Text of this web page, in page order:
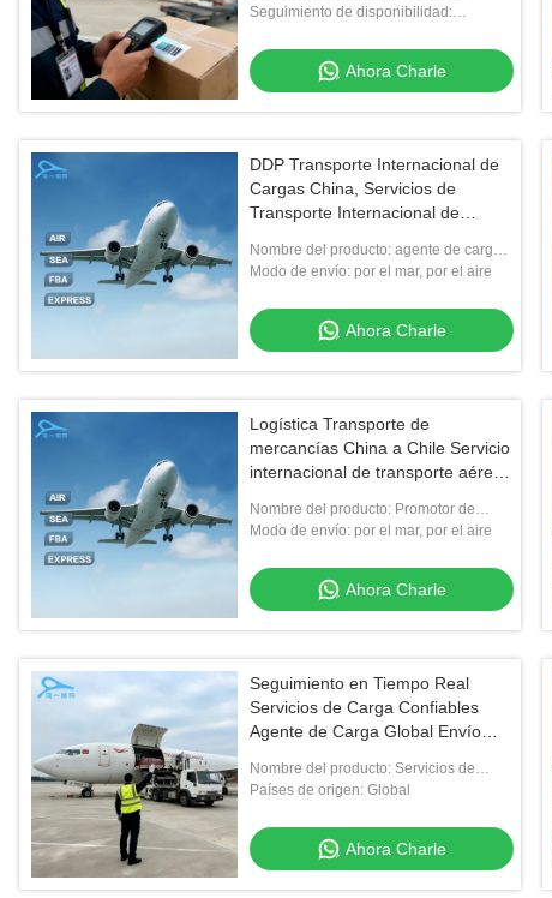
Seguimiento de disponibilidad:
Ahora Charle
DDP Transporte Internacional de
Cargas China, Servicios de
Transporte Internacional de
Nombre del producto: agente de carga
internacional China
Modo de envío: por el mar, por el aire
Ahora Charle
Logística Transporte de
mercancías China a Chile Servicio
internacional de transporte aéreo
Nombre del producto: Promotor de
carga internacional China a Chile
Modo de envío: por el mar, por el aire
Ahora Charle
Seguimiento en Tiempo Real
Servicios de Carga Confiables
Agente de Carga Global Envío
Nombre del producto: Servicios de
carga confiables
Países de origen: Global
Ahora Charle